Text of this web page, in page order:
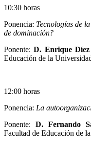
10:30 horas
Ponencia: Tecnologías de
de dominación?
Ponente:D. Enrique
Educación de la
12:00 horas
Ponencia: La
Ponente: D. Fernando
Facultad de Educación de